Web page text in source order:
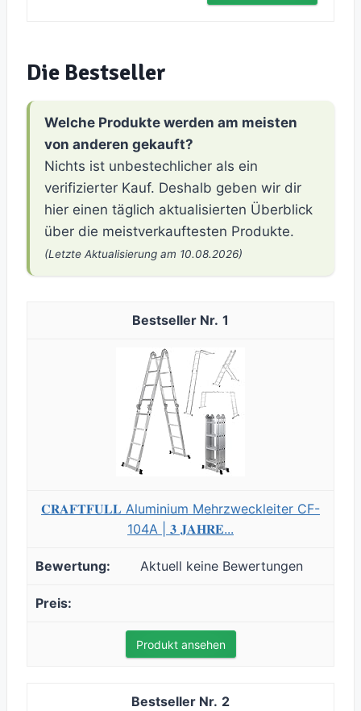
Die Bestseller
Welche Produkte werden am meisten
von anderen gekauft?
Nichts ist unbestechlicher als ein
verifizierter Kauf. Deshalb geben wir dir
hier einen täglich aktualisierten Überblick
über die meistverkauftesten Produkte.
(Letzte Aktualisierung am 10.08.2026)
1
𝐂𝐑𝐀𝐅𝐓𝐅𝐔𝐋𝐋 Aluminium Mehrzweckleiter CF-
104A | 𝟑 𝐉𝐀𝐇𝐑𝐄...
Aktuell keine Bewertungen
Produkt ansehen
2